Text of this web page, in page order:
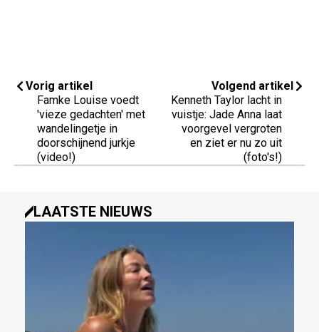
Vorig artikel
Famke Louise voedt
'vieze gedachten' met
wandelingetje in
doorschijnend jurkje
(video!)
Volgend artikel
Kenneth Taylor lacht in
vuistje: Jade Anna laat
voorgevel vergroten
en ziet er nu zo uit
(foto's!)
LAATSTE NIEUWS